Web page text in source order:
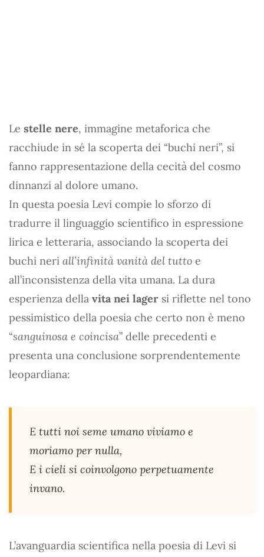
Le stelle nere, immagine metaforica che
racchiude in sé la scoperta dei “buchi neri”, si
fanno rappresentazione della cecità del cosmo
dinnanzi al dolore umano.
In questa poesia Levi compie lo sforzo di
tradurre il linguaggio scientifico in espressione
lirica e letteraria, associando la scoperta dei
buchi neri all’infinità vanità del tutto e
all’inconsistenza della vita umana. La dura
esperienza della vita nei lager si riflette nel tono
pessimistico della poesia che certo non è meno
“sanguinosa e coincisa” delle precedenti e
presenta una conclusione sorprendentemente
leopardiana:
E tutti noi seme umano viviamo e
moriamo per nulla,
E i cieli si coinvolgono perpetuamente
invano.
L’avanguardia scientifica nella poesia di Levi si